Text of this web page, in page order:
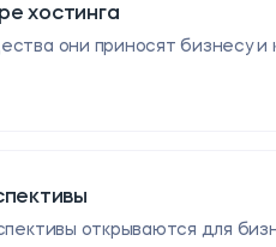
открываются для
хостинга
они приносят бизнесу и